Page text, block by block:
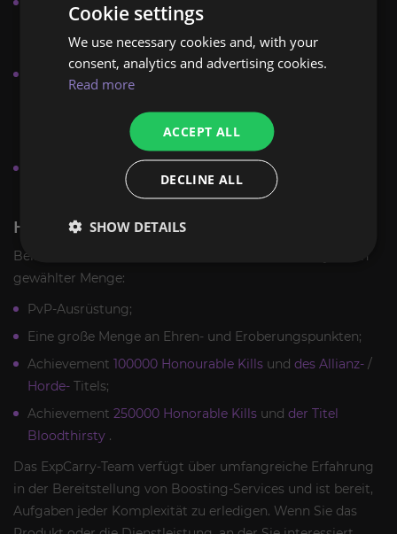
die Sie während des Boosts erhalten, werden auf Ihrem
Charakter gespeichert.
Wenn Sie aus irgendeinem Grund die Ausführung des
und wir berechnen einen fairen Preis für die geleistete
Genauere Informationen und Antworten auf Ihre Fragen
erhalten Sie vom Manager im Chat.
HONORABLE KILLS FARM-BELOHNUNGEN
Beim Kauf von Honorable Kills Boost erhalten Sie je nach
gewählter Menge:
PvP-Ausrüstung;
Eine große Menge an Ehren- und Eroberungspunkten;
Achievement 100000 Honourable Kills und des Allianz- /
Horde- Titels;
Achievement 250000 Honorable Kills und der Titel
Bloodthirsty .
Das ExpCarry-Team verfügt über umfangreiche Erfahrung
in der Bereitstellung von Boosting-Services und ist bereit,
Aufgaben jeder Komplexität zu erledigen. Wenn Sie das
Cookie settings
We use necessary cookies and, with your
consent, analytics and advertising cookies.
Read more
ACCEPT ALL
DECLINE ALL
SHOW DETAILS